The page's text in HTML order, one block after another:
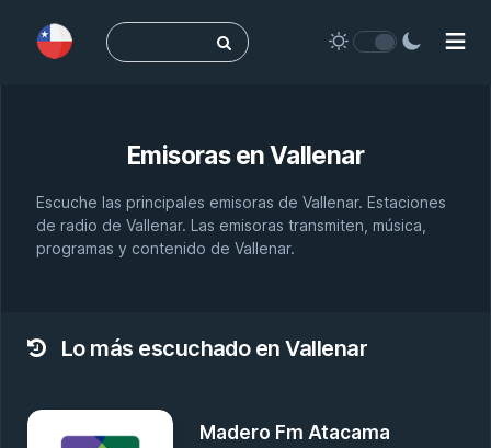
Buscar:
Emisoras enVallenar
Escuche las principales emisoras de Vallenar. Estaciones
de radio de Vallenar. Las emisoras transmiten, música,
programas y contenido de Vallenar.
Lo más escuchado en Vallenar
Madero Fm Atacama